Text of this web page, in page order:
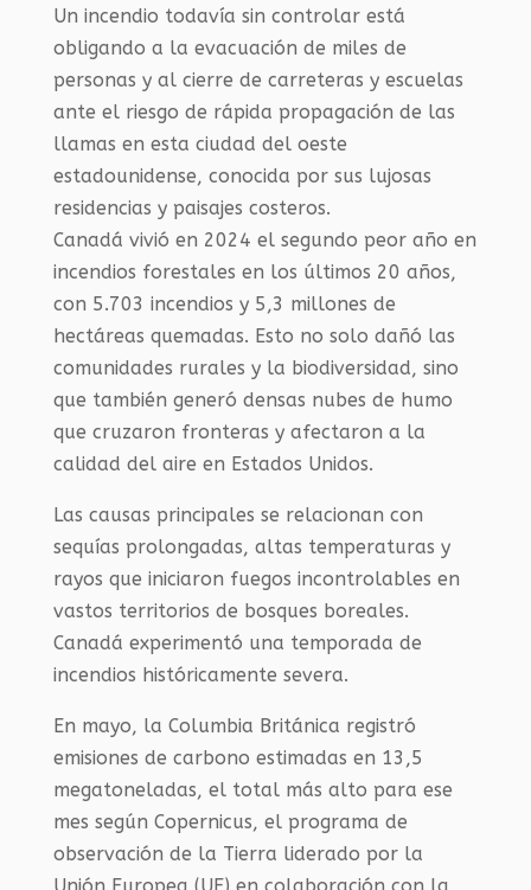
Un incendio todavía sin controlar está
obligando a la evacuación de miles de
personas y al cierre de carreteras y escuelas
ante el riesgo de rápida propagación de las
llamas en esta ciudad del oeste
estadounidense, conocida por sus lujosas
residencias y paisajes costeros.
Canadá vivió en 2024 el segundo peor año en
incendios forestales en los últimos 20 años,
con 5.703 incendios y 5,3 millones de
hectáreas quemadas. Esto no solo dañó las
comunidades rurales y la biodiversidad, sino
que también generó densas nubes de humo
que cruzaron fronteras y afectaron a la
calidad del aire en Estados Unidos.
Las causas principales se relacionan con
sequías prolongadas, altas temperaturas y
rayos que iniciaron fuegos incontrolables en
vastos territorios de bosques boreales.
Canadá experimentó una temporada de
incendios históricamente severa.
En mayo, la Columbia Británica registró
emisiones de carbono estimadas en 13,5
megatoneladas, el total más alto para ese
mes según Copernicus, el programa de
observación de la Tierra liderado por la